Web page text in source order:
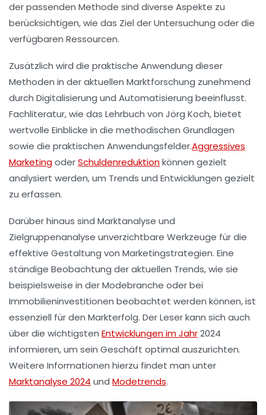
der passenden Methode sind diverse Aspekte zu
berücksichtigen, wie das Ziel der Untersuchung oder die
verfügbaren Ressourcen.
Zusätzlich wird die praktische Anwendung dieser
Methoden in der aktuellen Marktforschung zunehmend
durch Digitalisierung und Automatisierung beeinflusst.
Fachliteratur, wie das Lehrbuch von Jörg Koch, bietet
wertvolle Einblicke in die methodischen Grundlagen
sowie die praktischen Anwendungsfelder.Aggressives
MarketingoderSchuldenreduktionkönnen gezielt
analysiert werden, um Trends und Entwicklungen gezielt
zu erfassen.
Darüber hinaus sind Marktanalyse und
Zielgruppenanalyse unverzichtbare Werkzeuge für die
effektive Gestaltung von Marketingstrategien. Eine
ständige Beobachtung der aktuellen Trends, wie sie
beispielsweise in der Modebranche oder bei
Immobilieninvestitionen beobachtet werden können, ist
essenziell für den Markterfolg. Der Leser kann sich auch
über die wichtigsten Entwicklungen im Jahr2024
informieren, um sein Geschäft optimal auszurichten.
Weitere Informationen hierzu findet man unter
Marktanalyse 2024 und Modetrends.